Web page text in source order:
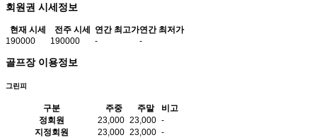
회원권 시세정보
현재 시세 전주 시세 연간 최고가연간 최저가
190000
190000 - -
골프장 이용정보
그린피
구분 주중 주말
비고
정회원
23,000 23,000 -
지정회원
23,000 23,000 -